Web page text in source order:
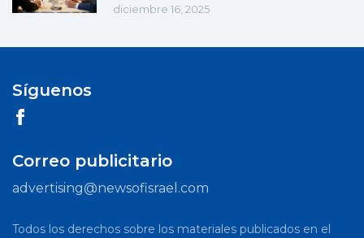
diciembre 16, 2025
Síguenos
Correo publicitario
advertising@newsofisrael.com
Todos los derechos sobre los materiales publicados en el